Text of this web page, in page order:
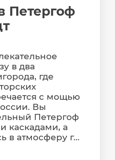
Петергоф
в два
где
с мощью
Вы
Петергоф
каскадами, а
в атмосферу г...